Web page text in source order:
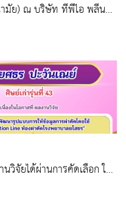
ามัย) ณ บริษัท ทีพีไอ พลีน
วิจัยได้ผ่านการคัดเลือก ให้
2569